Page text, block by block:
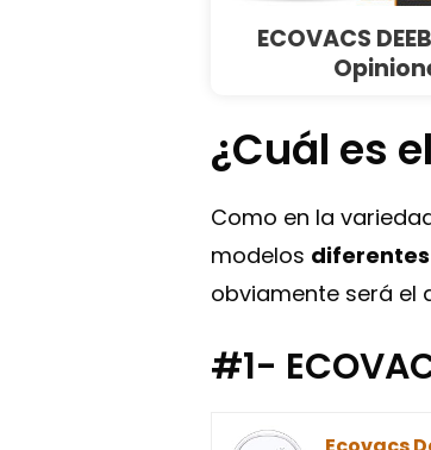
ECOVACS
¿Cuál es
Como en la
modelos
obviamente será el
#1-